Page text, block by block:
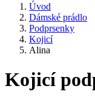
Úvod
Dámské prádlo
Podprsenky
Kojicí
Alina
Kojicí